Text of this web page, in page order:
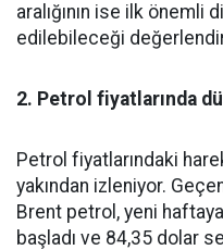
aralığının ise ilk
edilebileceği
2. Petrol fiyatlarında
Petrol fiyatlarındaki
yakından izleniyor.
Brent petrol, yeni
başladı ve 84,35 dolar